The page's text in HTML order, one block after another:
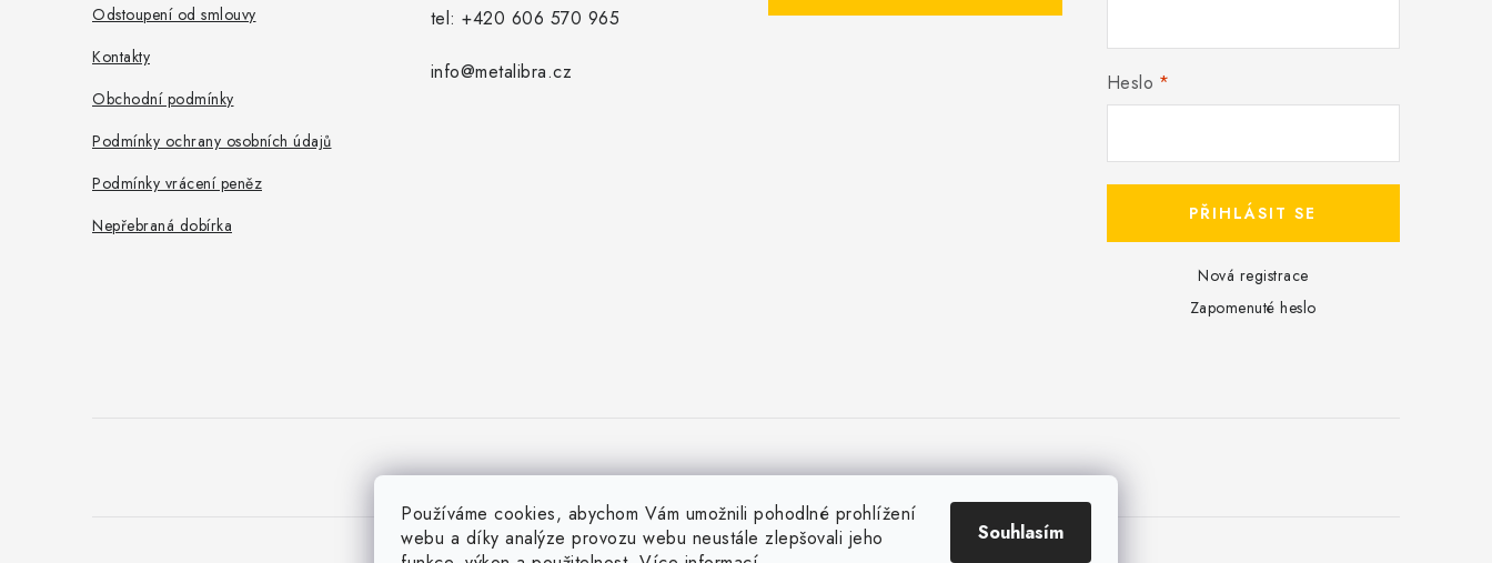
Používáme cookies, abychom Vám umožnili pohodlné prohlížení
webu a díky analýze provozu webu neustále zlepšovali jeho
Souhlasím
Odstoupení od smlouvy
Kontakty
Obchodní podmínky
Podmínky ochrany osobních údajů
Podmínky vrácení peněz
Nepřebraná dobírka
tel: +420 606 570 965
info@metalibra.cz Heslo
PŘIHLÁSIT SE
Nová registrace
Zapomenuté heslo